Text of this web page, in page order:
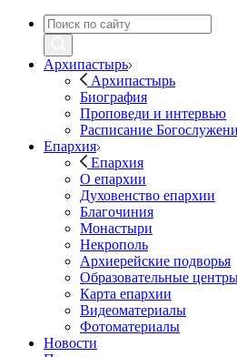
Архипастырь
Архипастырь
Биография
Проповеди и интервью
Расписание
Епархия
Епархия
О епархии
Духовенство епархии
Благочиния
Монастыри
Некрополь
Архиерейские подворья
Образовательные
Карта епархии
Видеоматериалы
Фотоматериалы
Новости